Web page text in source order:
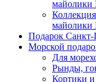
майолики
майолики
Подарок Санкт-
Морской
Для
Рынды,
Кортики